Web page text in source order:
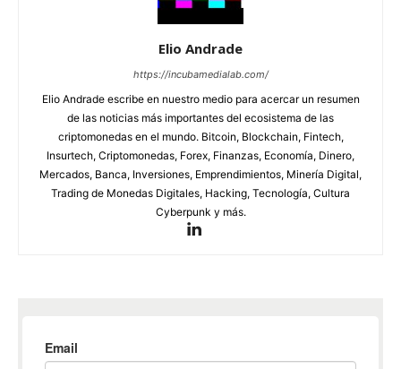
Elio Andrade
https://incubamedialab.com/
Elio Andrade escribe en nuestro medio para acercar un resumen
de las noticias más importantes del ecosistema de las
criptomonedas en el mundo. Bitcoin, Blockchain, Fintech,
Insurtech, Criptomonedas, Forex, Finanzas, Economía, Dinero,
Mercados, Banca, Inversiones, Emprendimientos, Minería Digital,
Trading de Monedas Digitales, Hacking, Tecnología, Cultura
Cyberpunk y más.